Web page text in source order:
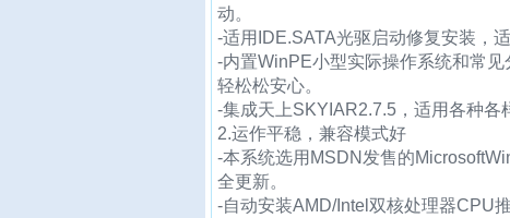
动。
-适用IDE.SATA光驱启动修复安装，
-内置WinPE小型实际操作系统和常
轻松松安心。
-集成天上SKYIAR2.7.5，适用各种各
2.运作平稳，兼容模式好
-本系统选用MSDN发售的
全更新。
-自动安装AMD/Intel双核处理器CPU